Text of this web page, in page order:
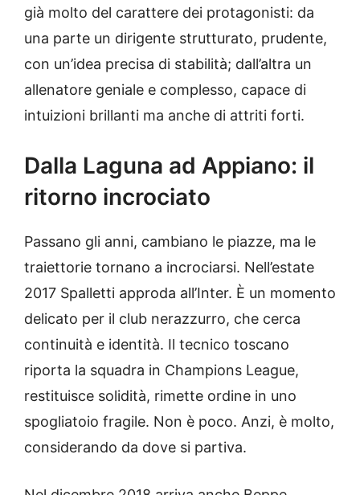
già molto del carattere dei protagonisti: da
una parte un dirigente strutturato, prudente,
con un’idea precisa di stabilità; dall’altra un
allenatore geniale e complesso, capace di
intuizioni brillanti ma anche di attriti forti.
Dalla Laguna ad Appiano: il
ritorno incrociato
Passano gli anni, cambiano le piazze, ma le
traiettorie tornano a incrociarsi. Nell’estate
2017 Spalletti approda all’Inter. È un momento
delicato per il club nerazzurro, che cerca
continuità e identità. Il tecnico toscano
riporta la squadra in Champions League,
restituisce solidità, rimette ordine in uno
spogliatoio fragile. Non è poco. Anzi, è molto,
considerando da dove si partiva.